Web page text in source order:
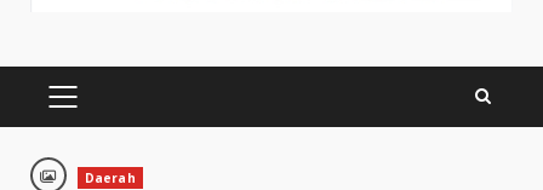
PRIMARY
Daerah